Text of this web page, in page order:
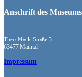
Anschrift des Museums
Theo-Mack-Straße 3
63477 Maintal
Impressum